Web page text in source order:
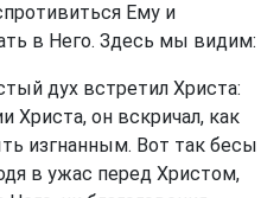
Ему и
в Него. Здесь мы видим:
дух встретил Христа:
Христа, он вскричал, как
изгнанным. Вот так бесы
в ужас перед Христом,